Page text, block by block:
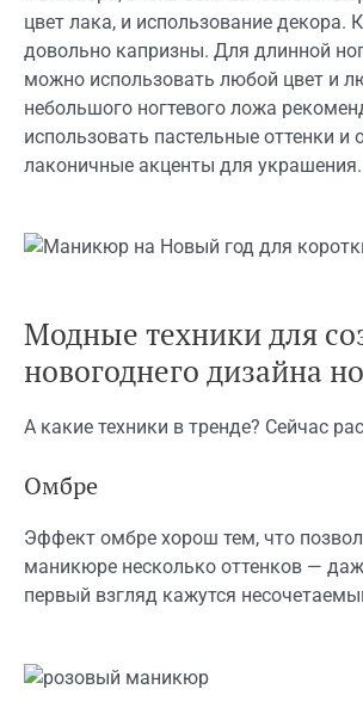
цвет лака, и использование декора.
довольно капризны. Для длинной
можно использовать любой цвет и
небольшого ногтевого ложа
использовать пастельные оттенки и
лаконичные акценты для украшения.
Модные техники для
новогоднего дизайна
А какие техники в тренде? Сейчас
Омбре
Эффект омбре хорош тем, что
маникюре несколько оттенков —
первый взгляд кажутся